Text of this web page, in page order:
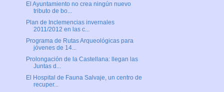
El Ayuntamiento no crea ningún nuevo
tributo de bo...
Plan de Inclemencias invernales
2011/2012 en las c...
Programa de Rutas Arqueológicas para
jóvenes de 14...
Prolongación de la Castellana: llegan las
Juntas d...
El Hospital de Fauna Salvaje, un centro de
recuper...